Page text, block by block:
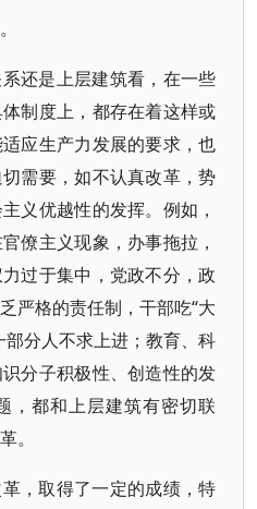
还是上层建筑看，在一些
制度上，都存在着这样或
应生产力发展的要求，也
需要，如不认真改革，势
义优越性的发挥。例如，
僚主义现象，办事拖拉，
过于集中，党政不分，政
严格的责任制，干部吃“大
分人不求上进；教育、科
分子积极性、创造性的发
，都和上层建筑有密切联
。
，取得了一定的成绩，特